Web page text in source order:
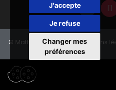
J'accepte
Je refuse
Changer mes
préférences
© Matter Motorsport -Mentions